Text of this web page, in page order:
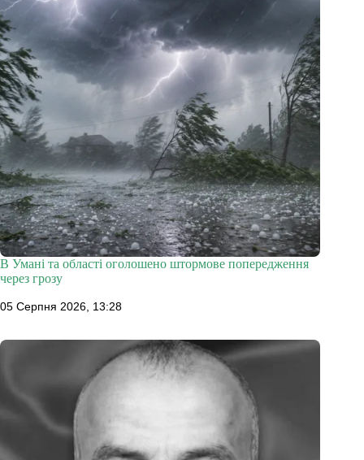
В Умані та області оголошено штормове попередження
через грозу
05 Серпня 2026, 13:28